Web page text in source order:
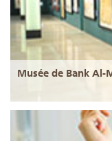
Musée de Bank Al-